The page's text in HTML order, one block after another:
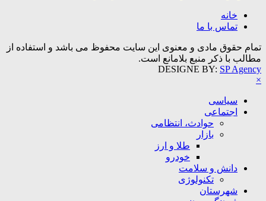
خانه
تماس با ما
تمام حقوق مادی و معنوی این سایت محفوظ می باشد و استفاده از
مطالب با ذکر منبع بلامانع است.
DESIGNE BY: SP Agency
×
سیاسی
اجتماعی
حوادث، انتظامی
بازار
طلا و ارز
خودرو
دانش و سلامت
تکنولوژی
شهرستان